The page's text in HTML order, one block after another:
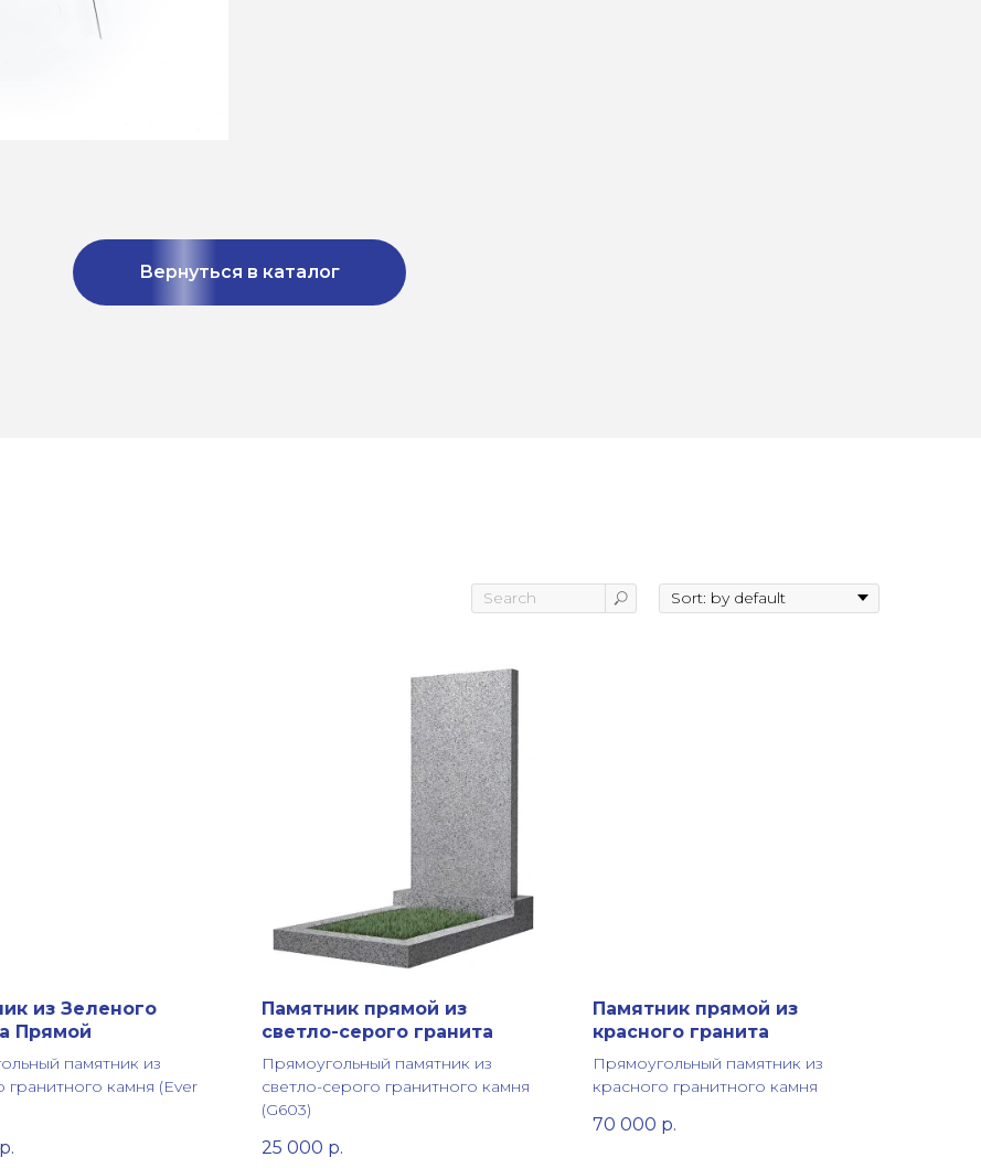
Вернуться в каталог
из Зеленого
Прямой
памятник из
гранитного камня (Ever
р.
Памятник прямой из
светло-серого гранита
Прямоугольный памятник из
светло-серого гранитного камня
(G603)
25 000 р.
Памятник прямой из
красного гранита
Прямоугольный памятник из
красного гранитного камня
70 000 р.